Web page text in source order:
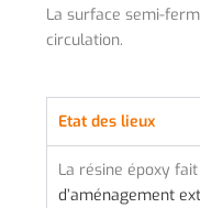
La surface semi-
circulation.
Etat des lieux
La résine époxy
d’aménagement